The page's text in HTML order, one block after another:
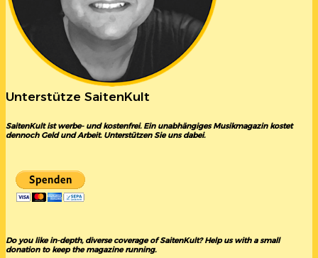
Unterstütze SaitenKult
SaitenKult ist werbe- und kostenfrei. Ein unabhängiges Musikmagazin kostet
dennoch Geld und Arbeit. Unterstützen Sie uns dabei.
Do you like in-depth, diverse coverage of SaitenKult? Help us with a small
donation to keep the magazine running.